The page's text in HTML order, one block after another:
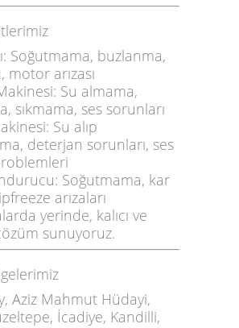
Soğutmama, buzlanma,
motor arızası
Su almama,
sıkmama, ses sorunları
Su alıp
deterjan sorunları, ses
Soğutmama, kar
arızaları
yerinde, kalıcı ve
sunuyoruz.
Aziz Mahmut Hüdayi,
İcadiye, Kandilli,